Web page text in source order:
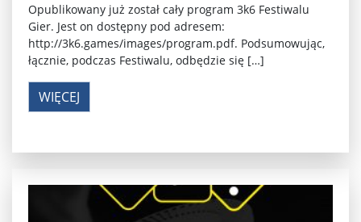
Opublikowany już został cały program 3k6 Festiwalu
Gier. Jest on dostępny pod adresem:
http://3k6.games/images/program.pdf. Podsumowując,
łącznie, podczas Festiwalu, odbędzie się […]
WIĘCEJ